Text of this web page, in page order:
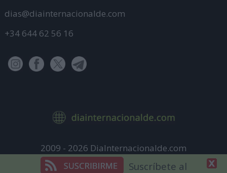
dias@diainternacionalde.com
+34 644 62 56 16
2009 - 2026 DiaInternacionalde.com
Aviso LegalSuscríbete al